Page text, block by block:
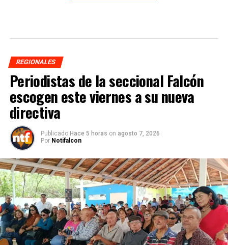
REGIONALES
Periodistas de la seccional Falcón
escogen este viernes a su nueva
directiva
Publicado Hace 5 horas on agosto 7, 2026
Por Notifalcon